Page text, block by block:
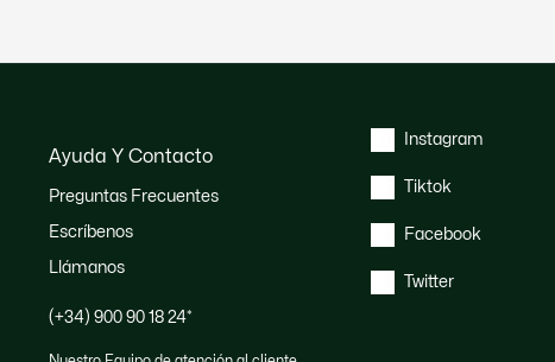
Ayuda Y Contacto
Preguntas Frecuentes
Escríbenos
Llámanos
(+34) 900 90 18 24*
Instagram
Tiktok
Facebook
Twitter